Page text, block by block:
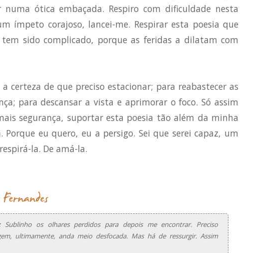
ótica embaçada. Respiro com dificuldade nesta
ímpeto corajoso, lancei-me. Respirar esta poesia que
sido complicado, porque as feridas a dilatam com
certeza de que preciso estacionar; para reabastecer as
para descansar a vista e aprimorar o foco. Só assim
segurança, suportar esta poesia tão além da minha
Porque eu quero, eu a persigo. Sei que serei capaz, um
la. De amá-la.
Sublinho os olhares perdidos para depois me encontrar. Preciso
ultimamente, anda meio desfocada. Mas há de ressurgir. Assim